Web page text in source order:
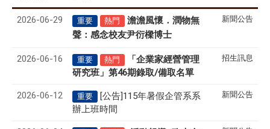
2026-06-29 重要 熱門
澹澹風懷．潤物無
聲 ： 感念校友尹衍樑博士
新聞公告
2026-06-16 重要 熱門
「企業家經營管理
研究班」第46期錄取/備取名單
招生訊息
2026-06-12 重要
[公告]115年暑假企管系系
辦上班時間
新聞公告